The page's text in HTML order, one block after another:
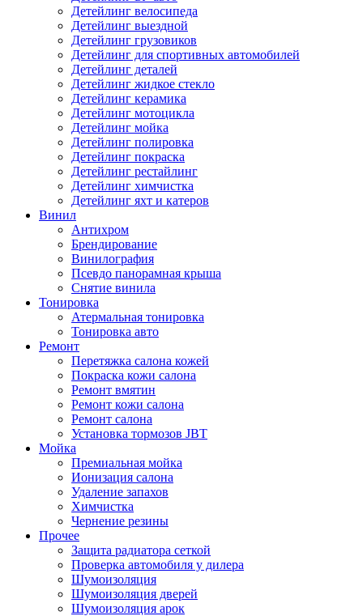
Детейлинг велосипеда
Детейлинг выездной
Детейлинг грузовиков
Детейлинг для спортивных автомобилей
Детейлинг деталей
Детейлинг жидкое стекло
Детейлинг керамика
Детейлинг мотоцикла
Детейлинг мойка
Детейлинг полировка
Детейлинг покраска
Детейлинг рестайлинг
Детейлинг химчистка
Детейлинг яхт и катеров
Винил
Антихром
Брендирование
Винилография
Псевдо панорамная крыша
Снятие винила
Тонировка
Атермальная тонировка
Тонировка авто
Ремонт
Перетяжка салона кожей
Покраска кожи салона
Ремонт вмятин
Ремонт кожи салона
Ремонт салона
Установка тормозов JBT
Мойка
Премиальная мойка
Ионизация салона
Удаление запахов
Химчистка
Чернение резины
Прочее
Защита радиатора сеткой
Проверка автомобиля у дилера
Шумоизоляция
Шумоизоляция дверей
Шумоизоляция арок